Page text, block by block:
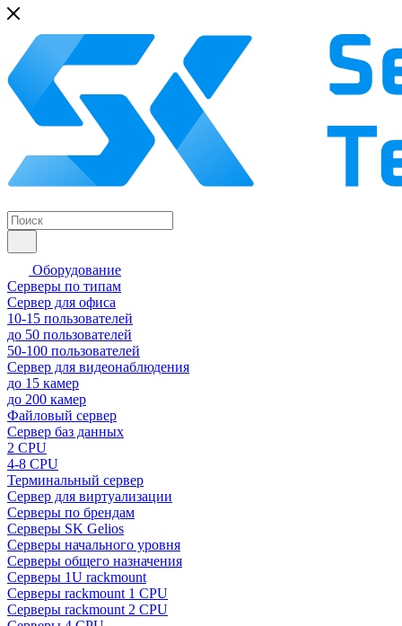
Оборудование
Серверы по типам
Сервер для офиса
10-15 пользователей
до 50 пользователей
50-100 пользователей
Сервер для видеонаблюдения
до 15 камер
до 200 камер
Файловый сервер
Сервер баз данных
2 CPU
4-8 CPU
Терминальный сервер
Сервер для виртуализации
Серверы по брендам
Серверы SK Gelios
Серверы начального уровня
Серверы общего назначения
Серверы 1U rackmount
Серверы rackmount 1 CPU
Серверы rackmount 2 CPU